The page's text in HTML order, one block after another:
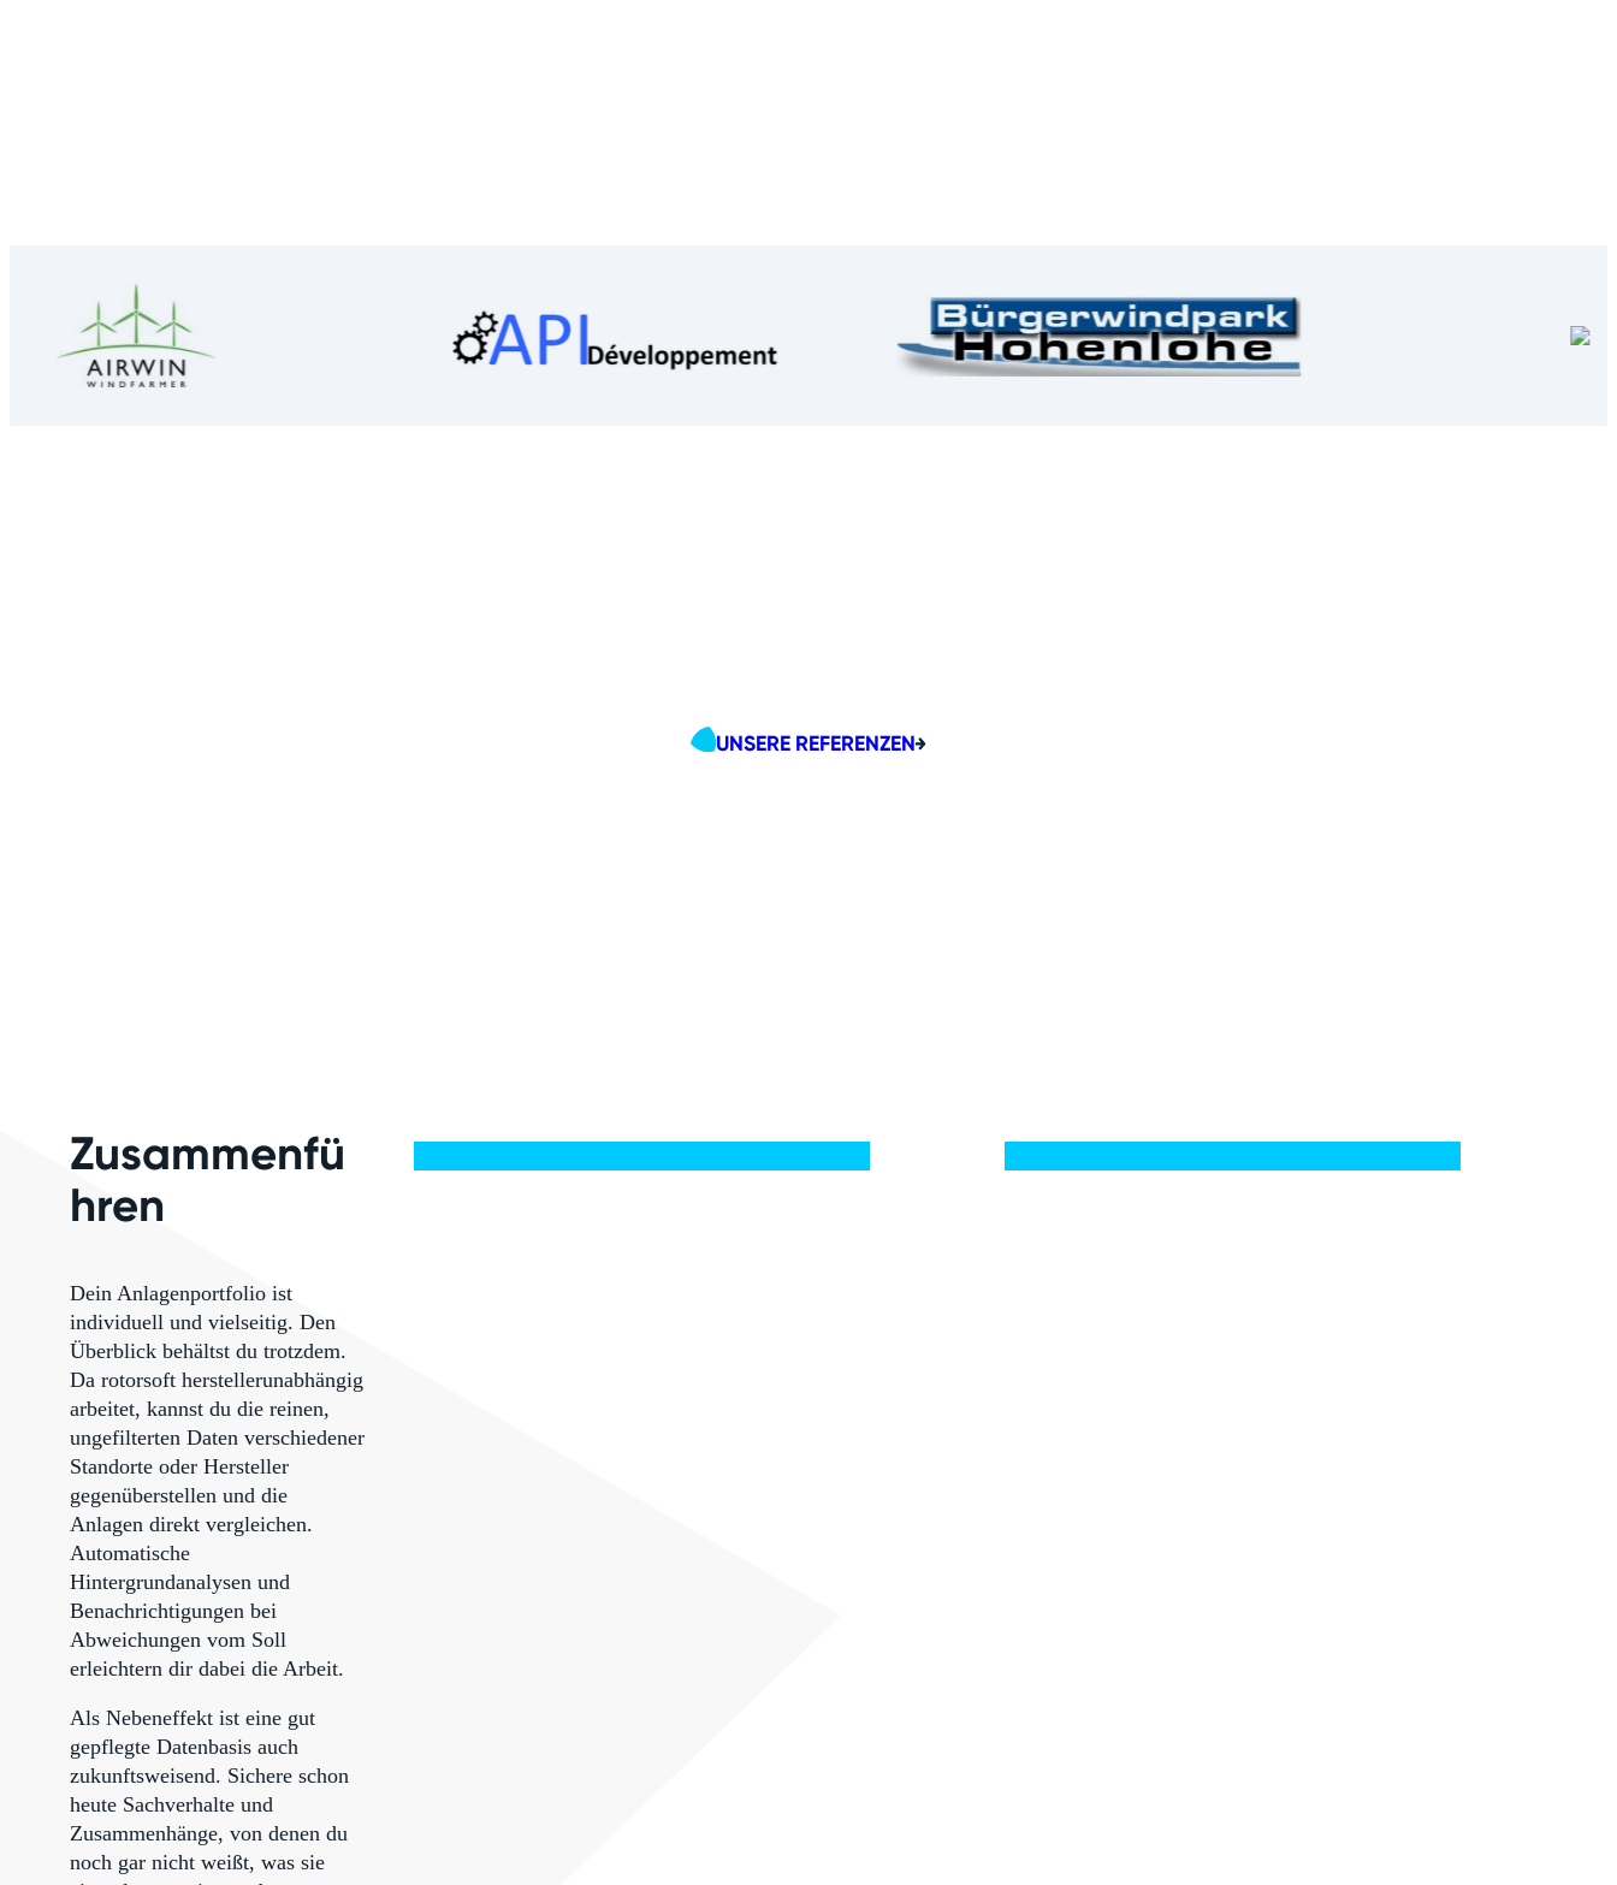
UNSERE REFERENZEN
Zusammenfü
hren
Dein Anlagenportfolio ist
individuell und vielseitig. Den
Überblick behältst du trotzdem.
Da rotorsoft herstellerunabhängig
arbeitet, kannst du die reinen,
ungefilterten Daten verschiedener
Standorte oder Hersteller
gegenüberstellen und die
Anlagen direkt vergleichen.
Automatische
Hintergrundanalysen und
Benachrichtigungen bei
Abweichungen vom Soll
erleichtern dir dabei die Arbeit.
Als Nebeneffekt ist eine gut
gepflegte Datenbasis auch
zukunftsweisend. Sichere schon
heute Sachverhalte und
Zusammenhänge, von denen du
noch gar nicht weißt, was sie